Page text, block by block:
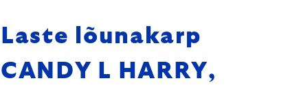
Laste lõunakarp
CANDY L HARRY,